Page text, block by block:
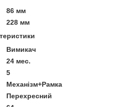
86 мм
228 мм
Вимикач
24 мес.
5
Механізм+Рамка
Перехресний